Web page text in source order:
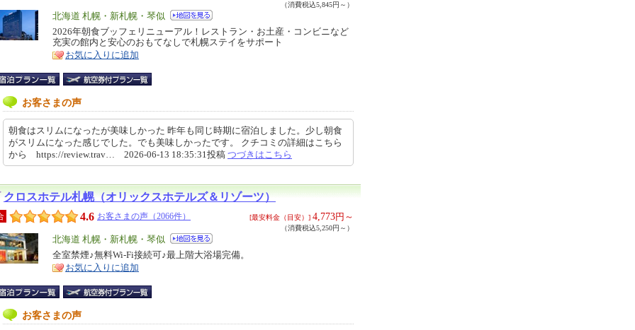
（消費税込5,845円～）
エ
リ
ア
北海道 札幌・新札幌・琴似
特
徴
2026年朝食ブッフェリニューアル！レストラン・お土産・コンビニなど
充実の館内と安心のおもてなしで札幌ステイをサポート
お気に入りに追加
お客さまの声
朝食はスリムになったが美味しかった 昨年も同じ時期に宿泊しました。少し朝食
がスリムになった感じでした。でも美味しかったです。 クチコミの詳細はこちら
から https://review.trav… 2026-06-13 18:35:31投稿 つづきはこちら
クロスホテル札幌（オリックスホテルズ＆リゾーツ）
4.6 お客さまの声（2066件） [最安料金（目安）] 4,773円～
（消費税込5,250円～）
エ
リ
ア
北海道 札幌・新札幌・琴似
特
徴
全室禁煙♪無料Wi-Fi接続可♪最上階大浴場完備。
お気に入りに追加
お客さまの声